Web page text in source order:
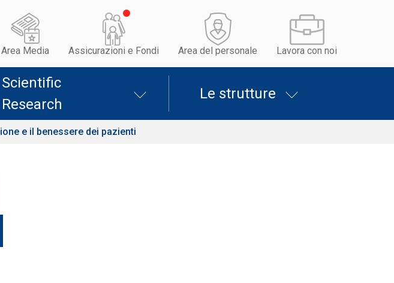
Area Media Assicurazioni e Fondi Area del personale Lavora con noi
Scientific
Research
Le strutture
e il benessere dei pazienti